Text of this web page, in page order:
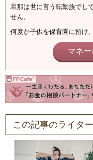
旦那は世に言う転勤族でし
せん。
何度か子供を保育園に預け
マネ
この記事のライタ